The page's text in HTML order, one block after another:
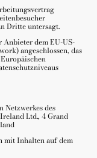
Dritte untersagt.
dem EU-US-
angeschlossen, das
Netzwerkes des
Ltd., 4 Grand
mit Inhalten auf dem